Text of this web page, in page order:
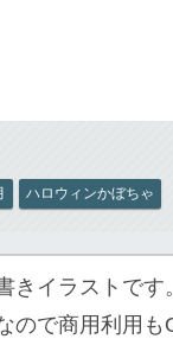
ハロウィンかぼちゃ
きイラストで
ので商用利用も